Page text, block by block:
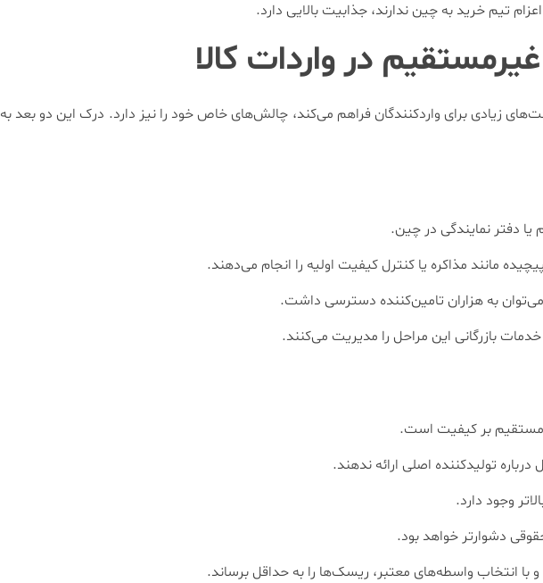
تیم خرید به چین ندارند، جذابیت بالایی دارد.
در واردات کالا
زیادی برای واردکنندگان فراهم می‌کند، چالش‌های خاص خود را نیز دارد. درک این دو بعد به
دفتر نمایندگی در چین.
مانند مذاکره یا کنترل کیفیت اولیه را انجام می‌دهند.
به هزاران تامین‌کننده دسترسی داشت.
بازرگانی این مراحل را مدیریت می‌کنند.
مستقیم بر کیفیت است.
تولیدکننده اصلی ارائه ندهند.
وجود دارد.
دشوارتر خواهد بود.
و با انتخاب واسطه‌های معتبر، ریسک‌ها را به حداقل برساند.